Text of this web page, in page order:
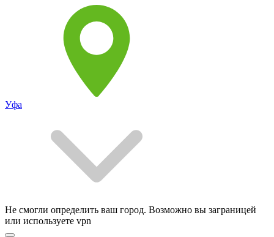
Уфа
Не смогли определить ваш город. Возможно вы заграницей
или используете vpn